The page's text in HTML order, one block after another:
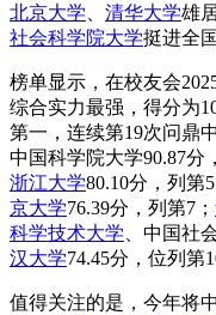
北京大学 清华大学雄
社会科学院大学挺进全
榜单显示，在校友会
综合实力最强，得分为
第一，连续第19次问鼎
中国科学院大学90.87分
浙江大学80.10分，列第5
京大学76.39分，列第7；
科学技术大学 、中国社
汉大学74.45分，位列第
值得关注的是，今年将